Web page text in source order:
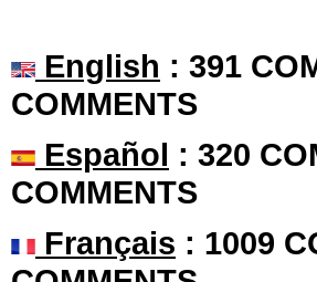
English : 391
COMMENTS
Español : 320
COMMENTS
Français : 1009